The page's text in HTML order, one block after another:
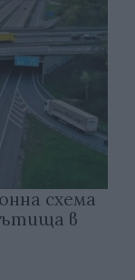
схема
в